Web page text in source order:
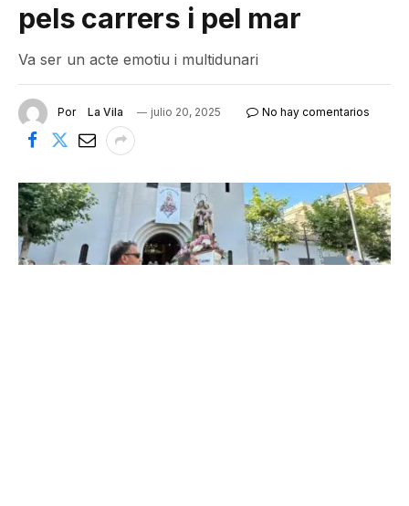
pels carrers i pel mar
Va ser un acte emotiu i multidunari
Por La Vila julio 20, 2025 No hay comentarios